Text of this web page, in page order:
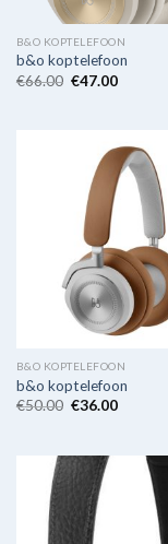
B&O KOPTELEFOON
b&o koptelefoon
€66.00 €47.00
B&O KOPTELEFOON
b&o koptelefoon
€50.00 €36.00